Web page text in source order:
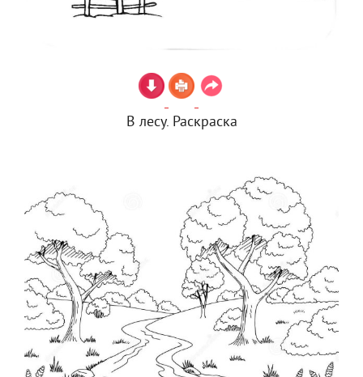
В лесу. Раскраска